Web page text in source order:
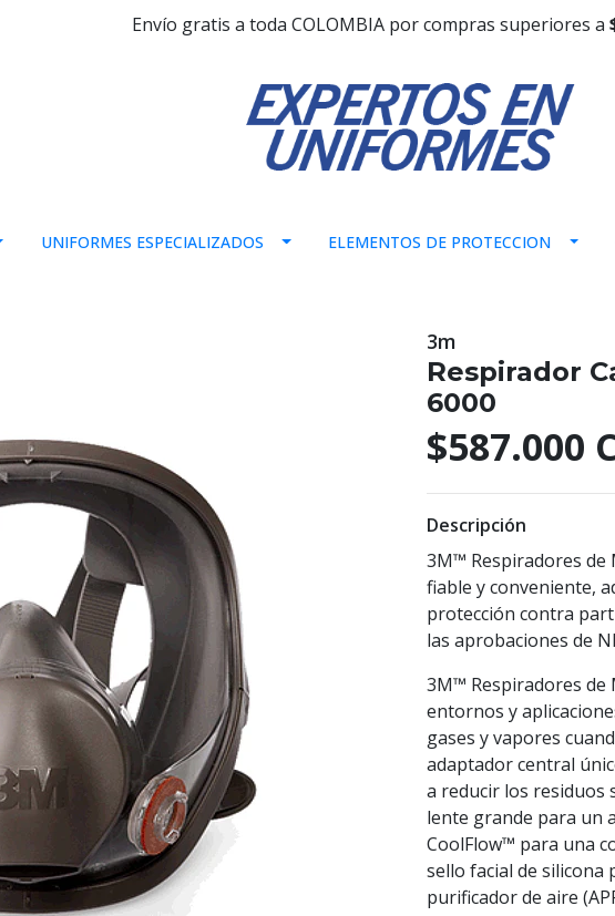
Envío gratis a toda COLOMBIA por compras superiores a
UNIFORMES ESPECIALIZADOS ELEMENTOS DE PROTECCION
3m
Respirador
6000
$587.000
Descripción
3M™ Respiradores de
fiable y conveniente,
protección contra
las aprobaciones de
3M™ Respiradores de
entornos y
gases y vapores
adaptador central
a reducir los residuos
lente grande para un
CoolFlow™ para una
sello facial de silicona
purificador de aire